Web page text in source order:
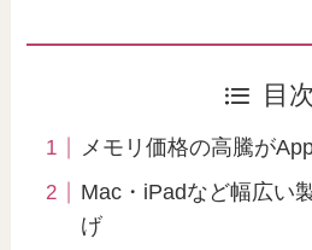
目次
メモリ価格の高騰が
Mac・iPadなど幅広い
げ